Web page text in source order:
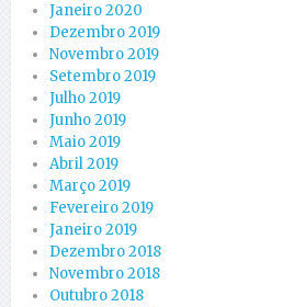
Janeiro 2020
Dezembro 2019
Novembro 2019
Setembro 2019
Julho 2019
Junho 2019
Maio 2019
Abril 2019
Março 2019
Fevereiro 2019
Janeiro 2019
Dezembro 2018
Novembro 2018
Outubro 2018